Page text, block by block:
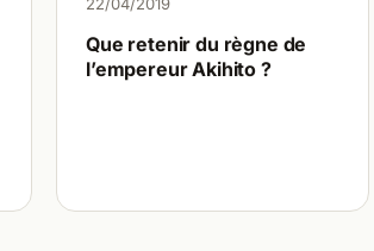
Que retenir du règne de
l’empereur Akihito ?